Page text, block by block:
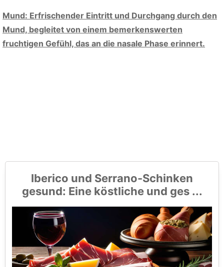
Mund: Erfrischender Eintritt und Durchgang durch den
Mund, begleitet von einem bemerkenswerten
fruchtigen Gefühl, das an die nasale Phase erinnert.
Iberico und Serrano-Schinken
gesund: Eine köstliche und ges ...